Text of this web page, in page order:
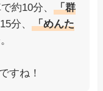
約10分、「群
分、「めんた
すね！